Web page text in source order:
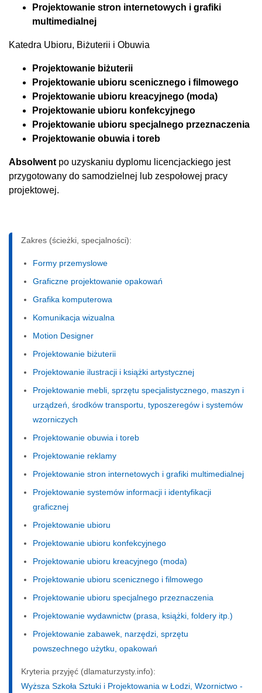
Projektowanie stron internetowych i grafiki
multimedialnej
Katedra Ubioru, Biżuterii i Obuwia
Projektowanie biżuterii
Projektowanie ubioru scenicznego i filmowego
Projektowanie ubioru kreacyjnego (moda)
Projektowanie ubioru konfekcyjnego
Projektowanie ubioru specjalnego przeznaczenia
Projektowanie obuwia i toreb
Absolwent po uzyskaniu dyplomu licencjackiego jest
przygotowany do samodzielnej lub zespołowej pracy
projektowej.
Zakres (ścieżki, specjalności):
Formy przemyslowe
Graficzne projektowanie opakowań
Grafika komputerowa
Komunikacja wizualna
Motion Designer
Projektowanie biżuterii
Projektowanie ilustracji i książki artystycznej
Projektowanie mebli, sprzętu specjalistycznego, maszyn i
urządzeń, środków transportu, typoszeregów i systemów
wzorniczych
Projektowanie obuwia i toreb
Projektowanie reklamy
Projektowanie stron internetowych i grafiki multimedialnej
Projektowanie systemów informacji i identyfikacji
graficznej
Projektowanie ubioru
Projektowanie ubioru konfekcyjnego
Projektowanie ubioru kreacyjnego (moda)
Projektowanie ubioru scenicznego i filmowego
Projektowanie ubioru specjalnego przeznaczenia
Projektowanie wydawnictw (prasa, książki, foldery itp.)
Projektowanie zabawek, narzędzi, sprzętu
powszechnego użytku, opakowań
Kryteria przyjęć (dlamaturzysty.info):
Wyższa Szkoła Sztuki i Projektowania w Łodzi, Wzornictwo -